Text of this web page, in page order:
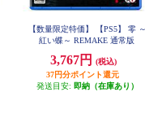
【数量限定特価】 【PS5】 零 ～
紅い蝶～ REMAKE 通常版
3,767円
(税込)
37円分ポイント還元
発送目安: 即納（在庫あり）